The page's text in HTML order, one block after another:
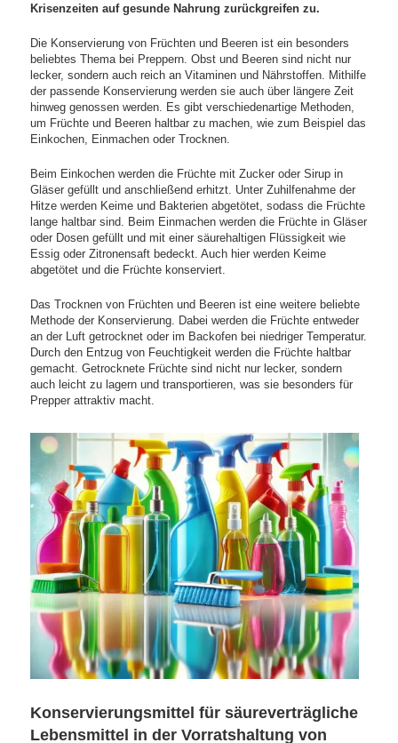
Krisenzeiten auf gesunde Nahrung zurückgreifen zu.
Die Konservierung von Früchten und Beeren ist ein besonders
beliebtes Thema bei Preppern. Obst und Beeren sind nicht nur
lecker, sondern auch reich an Vitaminen und Nährstoffen. Mithilfe
der passende Konservierung werden sie auch über längere Zeit
hinweg genossen werden. Es gibt verschiedenartige Methoden,
um Früchte und Beeren haltbar zu machen, wie zum Beispiel das
Einkochen, Einmachen oder Trocknen.
Beim Einkochen werden die Früchte mit Zucker oder Sirup in
Gläser gefüllt und anschließend erhitzt. Unter Zuhilfenahme der
Hitze werden Keime und Bakterien abgetötet, sodass die Früchte
lange haltbar sind. Beim Einmachen werden die Früchte in Gläser
oder Dosen gefüllt und mit einer säurehaltigen Flüssigkeit wie
Essig oder Zitronensaft bedeckt. Auch hier werden Keime
abgetötet und die Früchte konserviert.
Das Trocknen von Früchten und Beeren ist eine weitere beliebte
Methode der Konservierung. Dabei werden die Früchte entweder
an der Luft getrocknet oder im Backofen bei niedriger Temperatur.
Durch den Entzug von Feuchtigkeit werden die Früchte haltbar
gemacht. Getrocknete Früchte sind nicht nur lecker, sondern
auch leicht zu lagern und transportieren, was sie besonders für
Prepper attraktiv macht.
Konservierungsmittel für säureverträgliche
Lebensmittel in der Vorratshaltung von